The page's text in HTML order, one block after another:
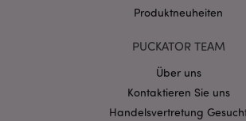
Produktneuheiten
PUCKATOR TEAM
Über uns
Kontaktieren Sie uns
Handelsvertretung
Datenschutzbestimmungen von Google